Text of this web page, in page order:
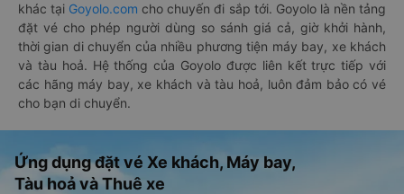
khác tại Goyolo.com cho chuyến đi sắp tới. Goyolo là nền tảng
đặt vé cho phép người dùng so sánh giá cả, giờ khởi hành,
thời gian di chuyển của nhiều phương tiện máy bay, xe khách
và tàu hoả. Hệ thống của Goyolo được liên kết trực tiếp với
các hãng máy bay, xe khách và tàu hoả, luôn đảm bảo có vé
cho bạn di chuyển.
Ứng dụng đặt vé Xe khách, Máy bay,
Tàu hoả và Thuê xe